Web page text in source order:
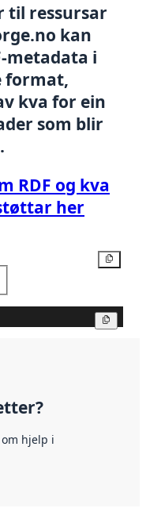
til ressursar
kan
metadata i
format,
kva for ein
som blir
RDF og kva
her
hjelp i